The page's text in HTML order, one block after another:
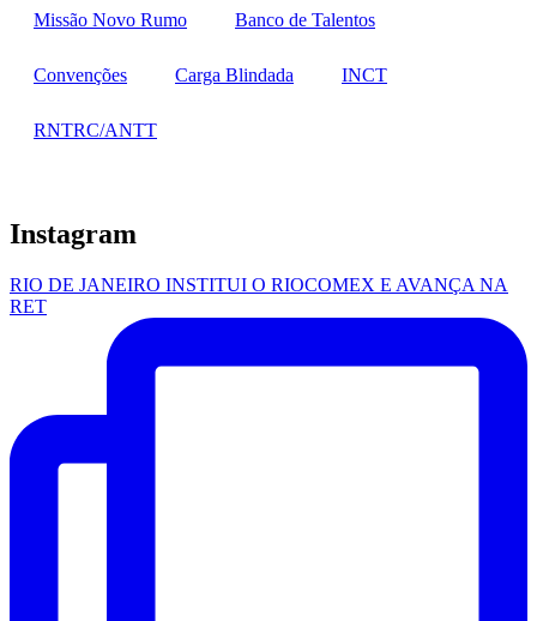
Missão Novo Rumo Banco de Talentos
Convenções Carga Blindada INCT
RNTRC/ANTT
Instagram
RIO DE JANEIRO INSTITUI O RIOCOMEX E AVANÇA NA
RET